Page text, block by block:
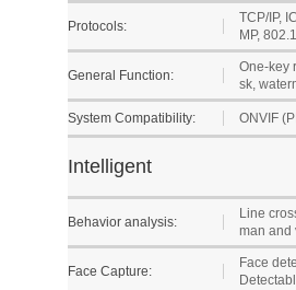
Protocols:
TCP/IP,
MP,
General Function:
One-key
sk,
System Compatibility: ONVIF
Intelligent
Behavior analysis:
Line
man and
Face Capture:
Face